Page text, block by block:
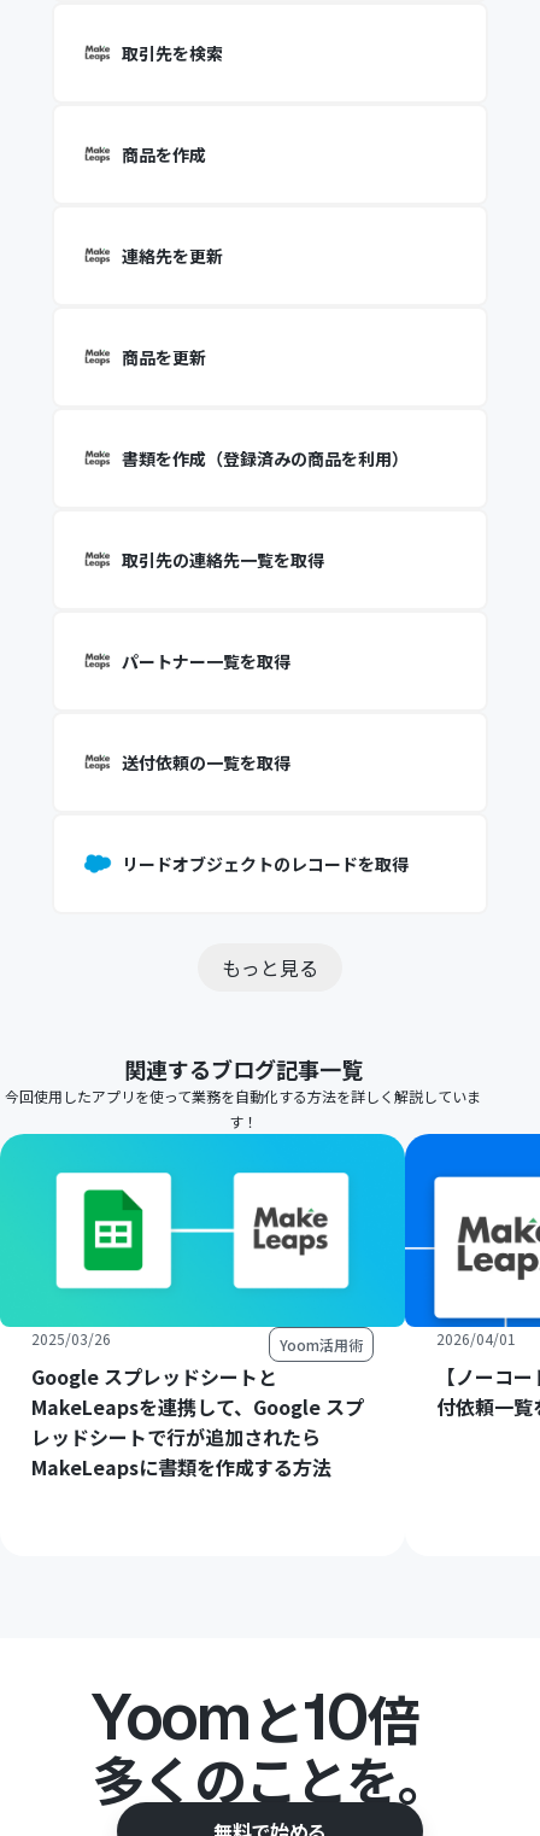
取引先を検索
商品を作成
連絡先を更新
商品を更新
書類を作成（登録済みの商品を利用）
取引先の連絡先一覧を取得
パートナー一覧を取得
送付依頼の一覧を取得
リードオブジェクトのレコードを取得
もっと見る
関連するブログ記事一覧
今回使用したアプリを使って業務を自動化する方法を詳しく解説していま
す！
2025/03/26 Yoom活用術
Google スプレッドシートと
MakeLeapsを連携して、Google スプ
レッドシートで行が追加されたら
MakeLeapsに書類を作成する方法
2026/04/01
【ノーコ
付依頼一
Yoomと10倍
多くのことを。